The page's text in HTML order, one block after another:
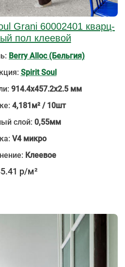
Grani 60002401 кварц-
пол клеевой
Berry Alloc (Бельгия)
Spirit Soul
914.4х457.2х2.5 мм
4,181м² / 10шт
слой: 0,55мм
V4 микро
Клеевое
р/м²